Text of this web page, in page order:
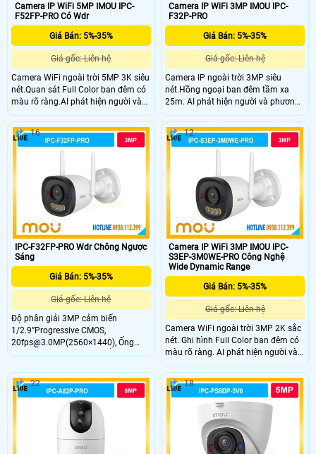
Camera IP WiFi 5MP IMOU IPC-
F52FP-PRO Có Wdr
Giá Bán: 5%-35%
Giá gốc: Liên hệ
Camera WiFi ngoài trời 5MP 3K siêu
nét.Quan sát Full Color ban đêm có
màu rõ ràng.AI phát hiện người và
phương tiện chính xác.Tích hợp đèn
cảnh báo xanh đỏ chống đột nhập.
Camera IP WiFi 3MP IMOU IPC-
F32P-PRO
Giá Bán: 5%-35%
Giá gốc: Liên hệ
Camera IP ngoài trời 3MP siêu
nét.Hồng ngoại ban đêm tầm xa
25m. AI phát hiện người và phương
tiện thông minh.Cảnh báo đèn đỏ –
xanh tăng tính răn đe.
IPC-F32FP-PRO Wdr Chông Ngược
Sáng
Giá Bán: 5%-35%
Giá gốc: Liên hệ
Độ phân giải 3MP cảm biến
1/2.9”Progressive CMOS,
20fps@3.0MP(2560×1440), Ống
kính cố định 2.8mm, Chuẩn nén
chống ngược sáng HDR Tích hợp
mic,Hỗ trợ công nghệ thông minh:
Phát hiện chuyển động, phát hiện
con người. Hỗ trợ khe cắm thẻ nhớ
Micro SD lên đến 512GB
16
Camera IP WiFi 3MP IMOU IPC-
S3EP-3M0WE-PRO Công Nghệ
Wide Dynamic Range
Giá Bán: 5%-35%
Giá gốc: Liên hệ
Camera WiFi ngoài trời 3MP 2K sắc
nét. Ghi hình Full Color ban đêm có
màu rõ ràng. AI phát hiện người và
phương tiện chính xác. Báo động
chủ động bằng còi 110dB và đèn
chớp.
12
22 18